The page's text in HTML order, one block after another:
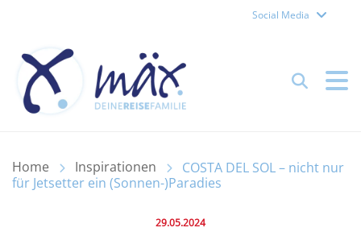
Social Media
Suchen
Home Inspirationen
COSTA DEL SOL – nicht nur
für Jetsetter ein (Sonnen-)Paradies
Veröffentlicht am:
29.05.2024